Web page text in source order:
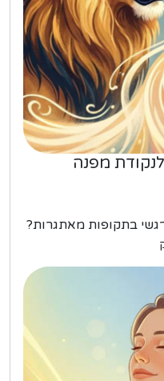
מפנה
בתקופות מאתגרות?